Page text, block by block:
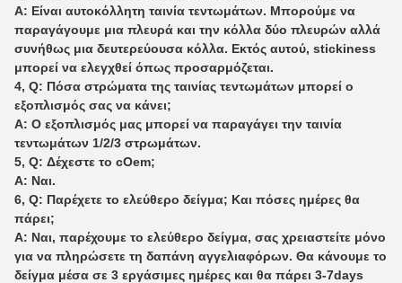
Α: Είναι αυτοκόλλητη ταινία τεντωμάτων. Μπορούμε να
παραγάγουμε μια πλευρά και την κόλλα δύο πλευρών αλλά
συνήθως μια δευτερεύουσα κόλλα. Εκτός αυτού, stickiness
μπορεί να ελεγχθεί όπως προσαρμόζεται.
4, Q: Πόσα στρώματα της ταινίας τεντωμάτων μπορεί ο
εξοπλισμός σας να κάνει;
Α: Ο εξοπλισμός μας μπορεί να παραγάγει την ταινία
τεντωμάτων 1/2/3 στρωμάτων.
5, Q: Δέχεστε το cOem;
Α: Ναι.
6, Q: Παρέχετε το ελεύθερο δείγμα; Και πόσες ημέρες θα
πάρει;
Α: Ναι, παρέχουμε το ελεύθερο δείγμα, σας χρειαστείτε μόνο
για να πληρώσετε τη δαπάνη αγγελιαφόρων. Θα κάνουμε το
δείγμα μέσα σε 3 εργάσιμες ημέρες και θα πάρει 3-7days